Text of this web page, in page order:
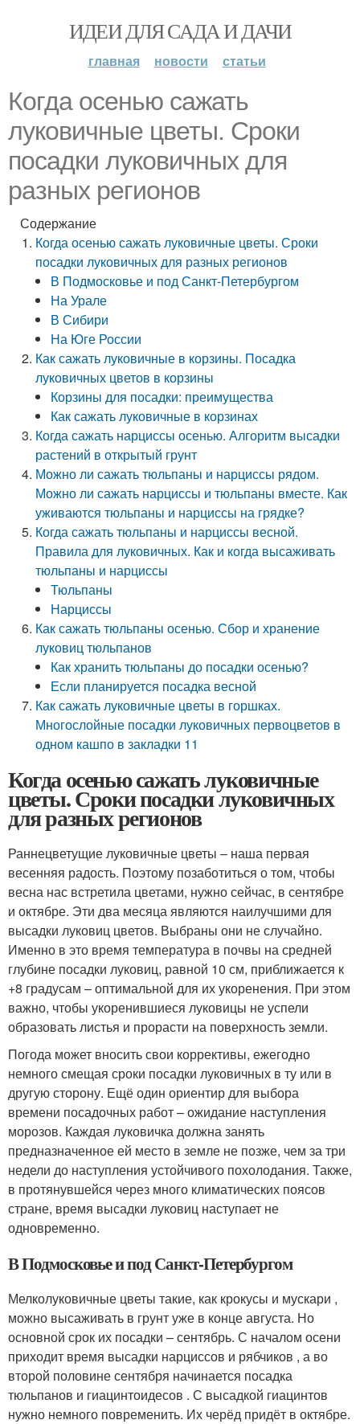
ИДЕИ ДЛЯ САДА И ДАЧИ
главная новости статьи
Когда осенью сажать
луковичные цветы. Сроки
посадки луковичных для
разных регионов
Содержание
Когда осенью сажать луковичные цветы. Сроки
посадки луковичных для разных регионов
В Подмосковье и под Санкт-Петербургом
На Урале
В Сибири
На Юге России
Как сажать луковичные в корзины. Посадка
луковичных цветов в корзины
Корзины для посадки: преимущества
Как сажать луковичные в корзинах
Когда сажать нарциссы осенью. Алгоритм высадки
растений в открытый грунт
Можно ли сажать тюльпаны и нарциссы рядом.
Можно ли сажать нарциссы и тюльпаны вместе. Как
уживаются тюльпаны и нарциссы на грядке?
Когда сажать тюльпаны и нарциссы весной.
Правила для луковичных. Как и когда высаживать
тюльпаны и нарциссы
Тюльпаны
Нарциссы
Как сажать тюльпаны осенью. Сбор и хранение
луковиц тюльпанов
Как хранить тюльпаны до посадки осенью?
Если планируется посадка весной
Как сажать луковичные цветы в горшках.
Многослойные посадки луковичных первоцветов в
одном кашпо в закладки 11
Когда осенью сажать луковичные
цветы. Сроки посадки луковичных
для разных регионов
Раннецветущие луковичные цветы – наша первая
весенняя радость. Поэтому позаботиться о том, чтобы
весна нас встретила цветами, нужно сейчас, в сентябре
и октябре. Эти два месяца являются наилучшими для
высадки луковиц цветов. Выбраны они не случайно.
Именно в это время температура в почвы на средней
глубине посадки луковиц, равной 10 см, приближается к
+8 градусам – оптимальной для их укоренения. При этом
важно, чтобы укоренившиеся луковицы не успели
образовать листья и прорасти на поверхность земли.
Погода может вносить свои коррективы, ежегодно
немного смещая сроки посадки луковичных в ту или в
другую сторону. Ещё один ориентир для выбора
времени посадочных работ – ожидание наступления
морозов. Каждая луковичка должна занять
предназначенное ей место в земле не позже, чем за три
недели до наступления устойчивого похолодания. Также,
в протянувшейся через много климатических поясов
стране, время высадки луковиц наступает не
одновременно.
В Подмосковье и под Санкт-Петербургом
Мелколуковичные цветы такие, как крокусы и мускари ,
можно высаживать в грунт уже в конце августа. Но
основной срок их посадки – сентябрь. С началом осени
приходит время высадки нарциссов и рябчиков , а во
второй половине сентября начинается посадка
тюльпанов и гиацинтоидесов . С высадкой гиацинтов
нужно немного повременить. Их черёд придёт в октябре.